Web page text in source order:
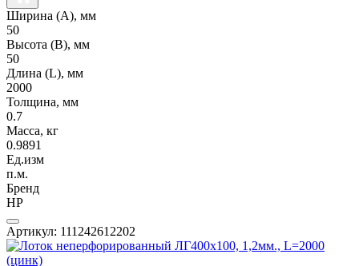
Ширина (А), мм
50
Высота (В), мм
50
Длина (L), мм
2000
Толщина, мм
0.7
Масса, кг
0.9891
Ед.изм
п.м.
Бренд
НР
Артикул: 111242612202